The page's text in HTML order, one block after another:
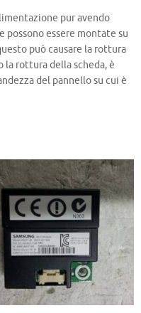
pur avendo
possono essere montate su
può causare la rottura
rottura della scheda, è
del pannello su cui è